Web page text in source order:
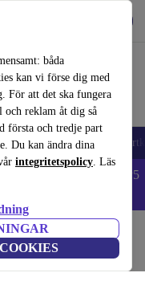
båda
kan vi förse dig med
För att det ska fungera
och reklam åt dig så
första och tredje part
Du kan ändra dina
integritetspolicy. Läs
datorer Surfplattor
- Code: LAPTOP5